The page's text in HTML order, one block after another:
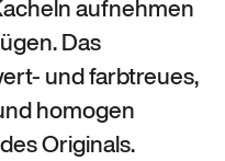
aufnehmen
Das
und farbtreues,
homogen
Originals.